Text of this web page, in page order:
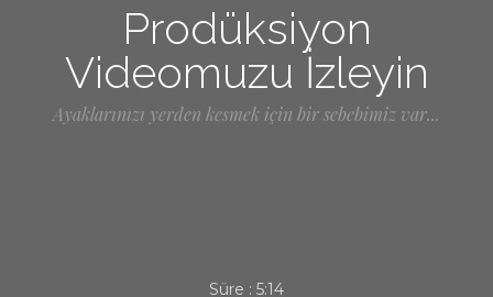
Prodüksiyon
Videomuzu İzleyin
Ayaklarınızı yerden kesmek için bir sebebimiz var...
Süre : 5:14